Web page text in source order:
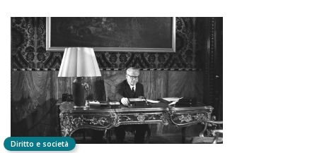
Diritto e società